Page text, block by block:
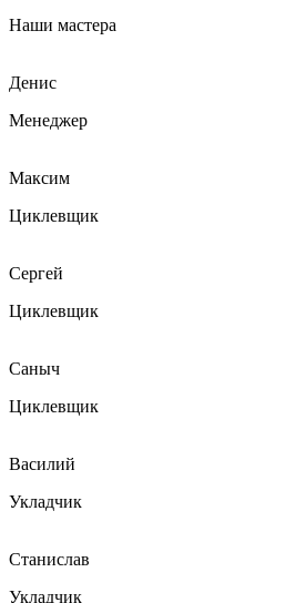
Наши мастера
Денис
Менеджер
Максим
Циклевщик
Сергей
Циклевщик
Саныч
Циклевщик
Василий
Укладчик
Станислав
Укладчик